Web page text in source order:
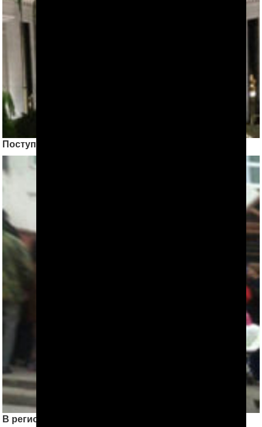
Поступление в вузы “под колпаком” МНБ
В регионах Туркменистана ощущается нехватка